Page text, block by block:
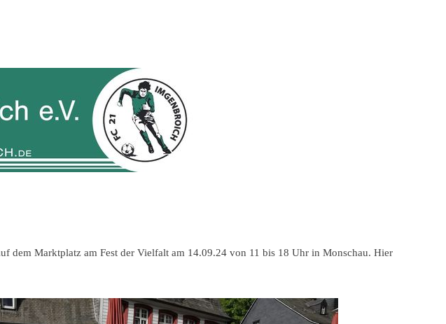
dem Marktplatz am Fest der Vielfalt am 14.09.24 von 11 bis 18 Uhr in Monschau. Hier